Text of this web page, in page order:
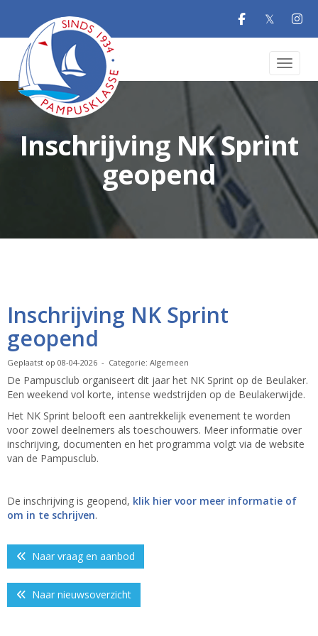
𝕏
Inschrijving NK Sprint
geopend
Inschrijving NK Sprint
geopend
Geplaatst op 08-04-2026 - Categorie: Algemeen
De Pampusclub organiseert dit jaar het NK Sprint op de Beulaker.
Een weekend vol korte, intense wedstrijden op de Beulakerwijde.
Het NK Sprint belooft een aantrekkelijk evenement te worden
voor zowel deelnemers als toeschouwers. Meer informatie over
inschrijving, documenten en het programma volgt via de website
van de Pampusclub.
De inschrijving is geopend, klik hier voor meer informatie of
om in te schrijven.
Naar vraag en aanbod
Naar nieuwsoverzicht